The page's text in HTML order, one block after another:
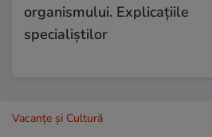
organismului. Explicațiile
specialiștilor
Vacanțe și Cultură